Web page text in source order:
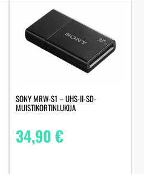
SONY MRW-S1 – UHS-II-SD-
MUISTIKORTINLUKIJA
34,90€